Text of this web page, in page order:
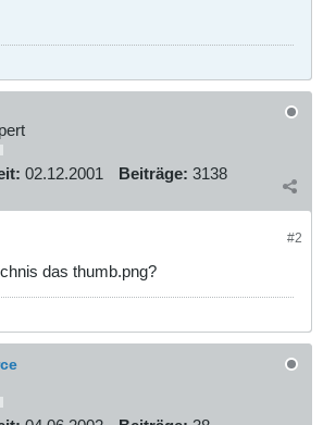
02.12.2001 Beiträge: 3138
#2
das thumb.png?